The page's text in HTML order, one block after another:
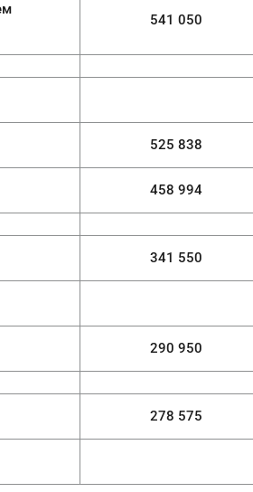
541 050
525 838
458 994
341 550
290 950
278 575